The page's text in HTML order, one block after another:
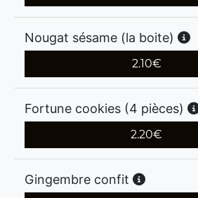
Nougat sésame (la boite)
2.10€
Fortune cookies (4 pièces)
2.20€
Gingembre confit